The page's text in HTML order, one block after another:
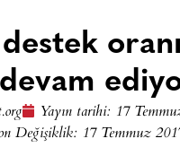
devam
Yayın tarihi: 17
Değişiklik: 17 Temmuz